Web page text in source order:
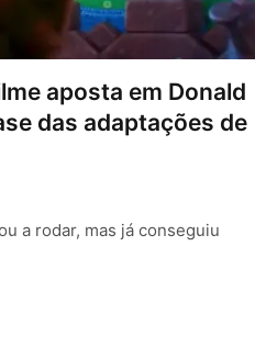
aposta em Donald
das adaptações de
a rodar, mas já conseguiu